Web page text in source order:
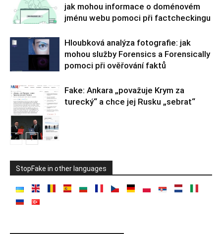
jak mohou informace o doménovém
jménu webu pomoci při factcheckingu
Hloubková analýza fotografie: jak
mohou služby Forensics a Forensically
pomoci při ověřování faktů
Fake: Ankara „považuje Krym za
turecký“ a chce jej Rusku „sebrat“
StopFake in other languages